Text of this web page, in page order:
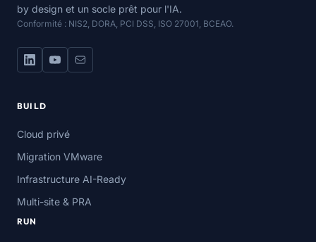
by design et un socle prêt pour l'IA.
Conformité : NIS2, DORA, PCI DSS, ISO 27001, BCEAO.
BUILD
Cloud privé
Migration VMware
Infrastructure AI-Ready
Multi-site & PRA
RUN